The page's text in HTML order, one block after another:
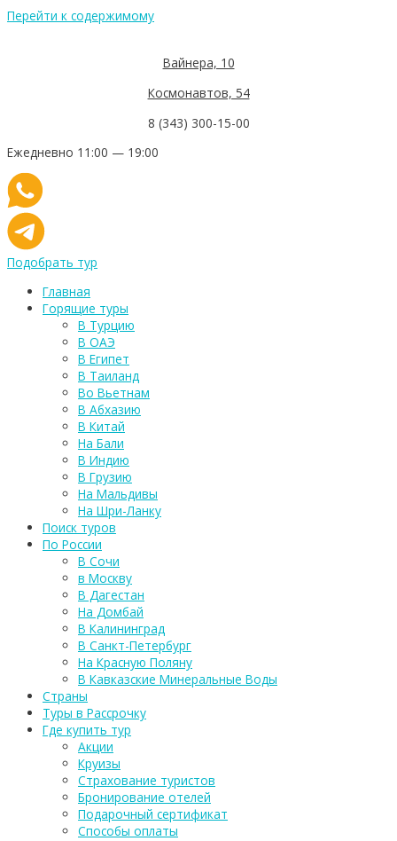
Перейти к содержимому
Вайнера, 10
Космонавтов, 54
8 (343) 300-15-00
Ежедневно 11:00 — 19:00
Подобрать тур
Главная
Горящие туры
В Турцию
В ОАЭ
В Египет
В Таиланд
Во Вьетнам
В Абхазию
В Китай
На Бали
В Индию
В Грузию
На Мальдивы
На Шри-Ланку
Поиск туров
По России
В Сочи
в Москву
В Дагестан
На Домбай
В Калининград
В Санкт-Петербург
На Красную Поляну
В Кавказские Минеральные Воды
Страны
Туры в Рассрочку
Где купить тур
Акции
Круизы
Страхование туристов
Бронирование отелей
Подарочный сертификат
Способы оплаты